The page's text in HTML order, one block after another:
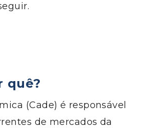
quê?
(Cade) é responsável
de mercados da